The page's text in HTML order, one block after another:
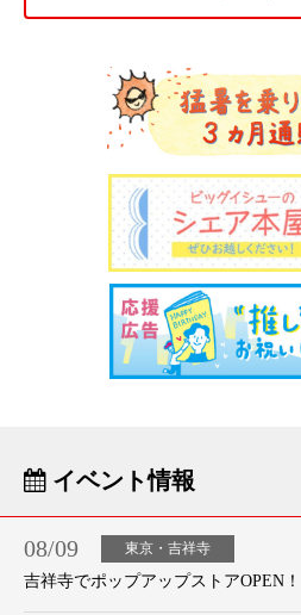
イベント情報
08/09 東京・吉祥寺
吉祥寺でポップアップストアOPEN！